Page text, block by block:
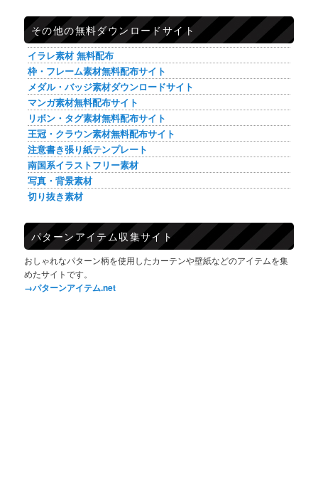
その他の無料ダウンロードサイト
イラレ素材 無料配布
枠・フレーム素材無料配布サイト
メダル・バッジ素材ダウンロードサイト
マンガ素材無料配布サイト
リボン・タグ素材無料配布サイト
王冠・クラウン素材無料配布サイト
注意書き張り紙テンプレート
南国系イラストフリー素材
写真・背景素材
切り抜き素材
パターンアイテム収集サイト
おしゃれなパターン柄を使用したカーテンや壁紙などのアイテムを集
めたサイトです。
→パターンアイテム.net